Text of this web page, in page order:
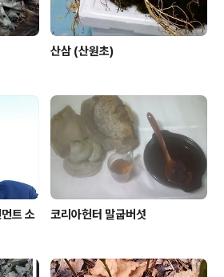
산삼 (산원초)
트 소
코리아헌터 말굽버섯